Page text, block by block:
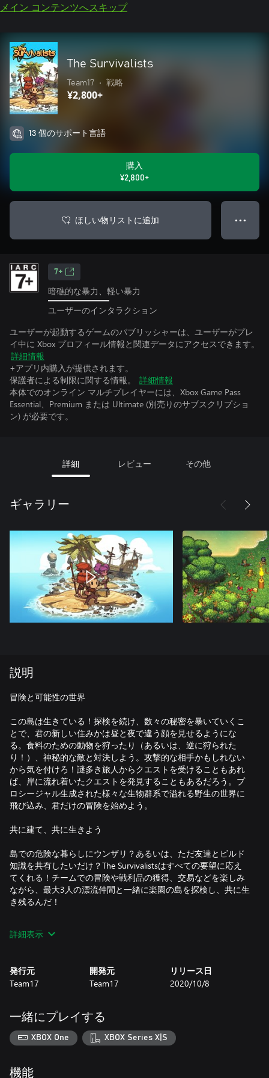
メイン コンテンツへスキップ
The Survivalists
Team17 • 戦略
¥2,800+
13 個のサポート言語
購入
¥2,800+
ほしい物リストに追加 ● ● ●
7+
暗礁的な暴力、軽い暴力
ユーザーのインタラクション
ユーザーが起動するゲームのパブリッシャーは、ユーザーがプレ
イ中に Xbox プロフィール情報と関連データにアクセスできます。
詳細情報
+アプリ内購入が提供されます。
保護者による制限に関する情報。
詳細情報
本体でのオンライン マルチプレイヤーには、Xbox Game Pass
Essential、Premium または Ultimate (別売りのサブスクリプショ
ン) が必要です。
詳細 レビュー その他
ギャラリー
説明
冒険と可能性の世界
この島は生きている！探検を続け、数々の秘密を暴いていくこ
とで、君の新しい住みかは昼と夜で違う顔を見せるようにな
る。食料のための動物を狩ったり（あるいは、逆に狩られた
り！）、神秘的な敵と対決しよう。攻撃的な相手かもしれない
から気を付けろ！謎多き旅人からクエストを受けることもあれ
ば、岸に流れ着いたクエストを発見することもあるだろう。プ
ロシージャル生成された様々な生物群系で溢れる野生の世界に
飛び込み、君だけの冒険を始めよう。
共に建て、共に生きよう
島での危険な暮らしにウンザリ？あるいは、ただ友達とビルド
知識を共有したいだけ？The Survivalistsはすべての要望に応え
てくれる！チームでの冒険や戦利品の獲得、交易などを楽しみ
ながら、最大3人の漂流仲間と一緒に楽園の島を探検し、共に生
き残るんだ！
営隊への奇襲の援護まで！ミミックシステムにより、サルたち
は様々な能力を発揮してくれるだろう。島での数々のチャレン
なんでも使っちゃえ
生き残るための一番の秘訣は、周囲にある資源をフル活用する
くれるフレッシュなフルーツスムージーを作ってみよう。色々
詳細表示
発行元
Team17
開発元
Team17
リリース日
2020/10/8
一緒にプレイする
XBOX One XBOX Series X|S
機能